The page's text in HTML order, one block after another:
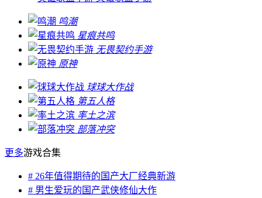
鸣潮
星痕共鸣
无畏契约手游
原神
球球大作战
第五人格
率土之滨
部落冲突
更多游戏合集
# 26年值得期待的国产大厂经典新游
# 男生爱玩的国产武侠修仙大作